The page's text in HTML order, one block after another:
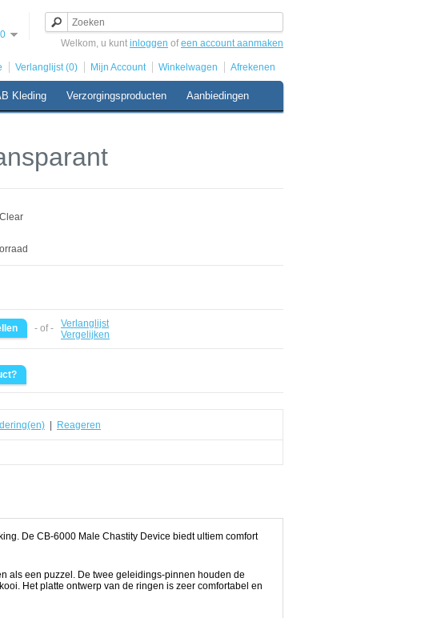
Welkom, u kunt inloggen ofeen account aanmaken
Verlanglijst (0) Mijn Account Winkelwagen Afrekenen
Kleding Verzorgingsproducten Aanbiedingen
- of -
Verlanglijst
Vergelijken
Reageren
De CB-6000 Male Chastity Device biedt ultiem comfort
als een puzzel. De twee geleidings-pinnen houden de
Het platte ontwerp van de ringen is zeer comfortabel en